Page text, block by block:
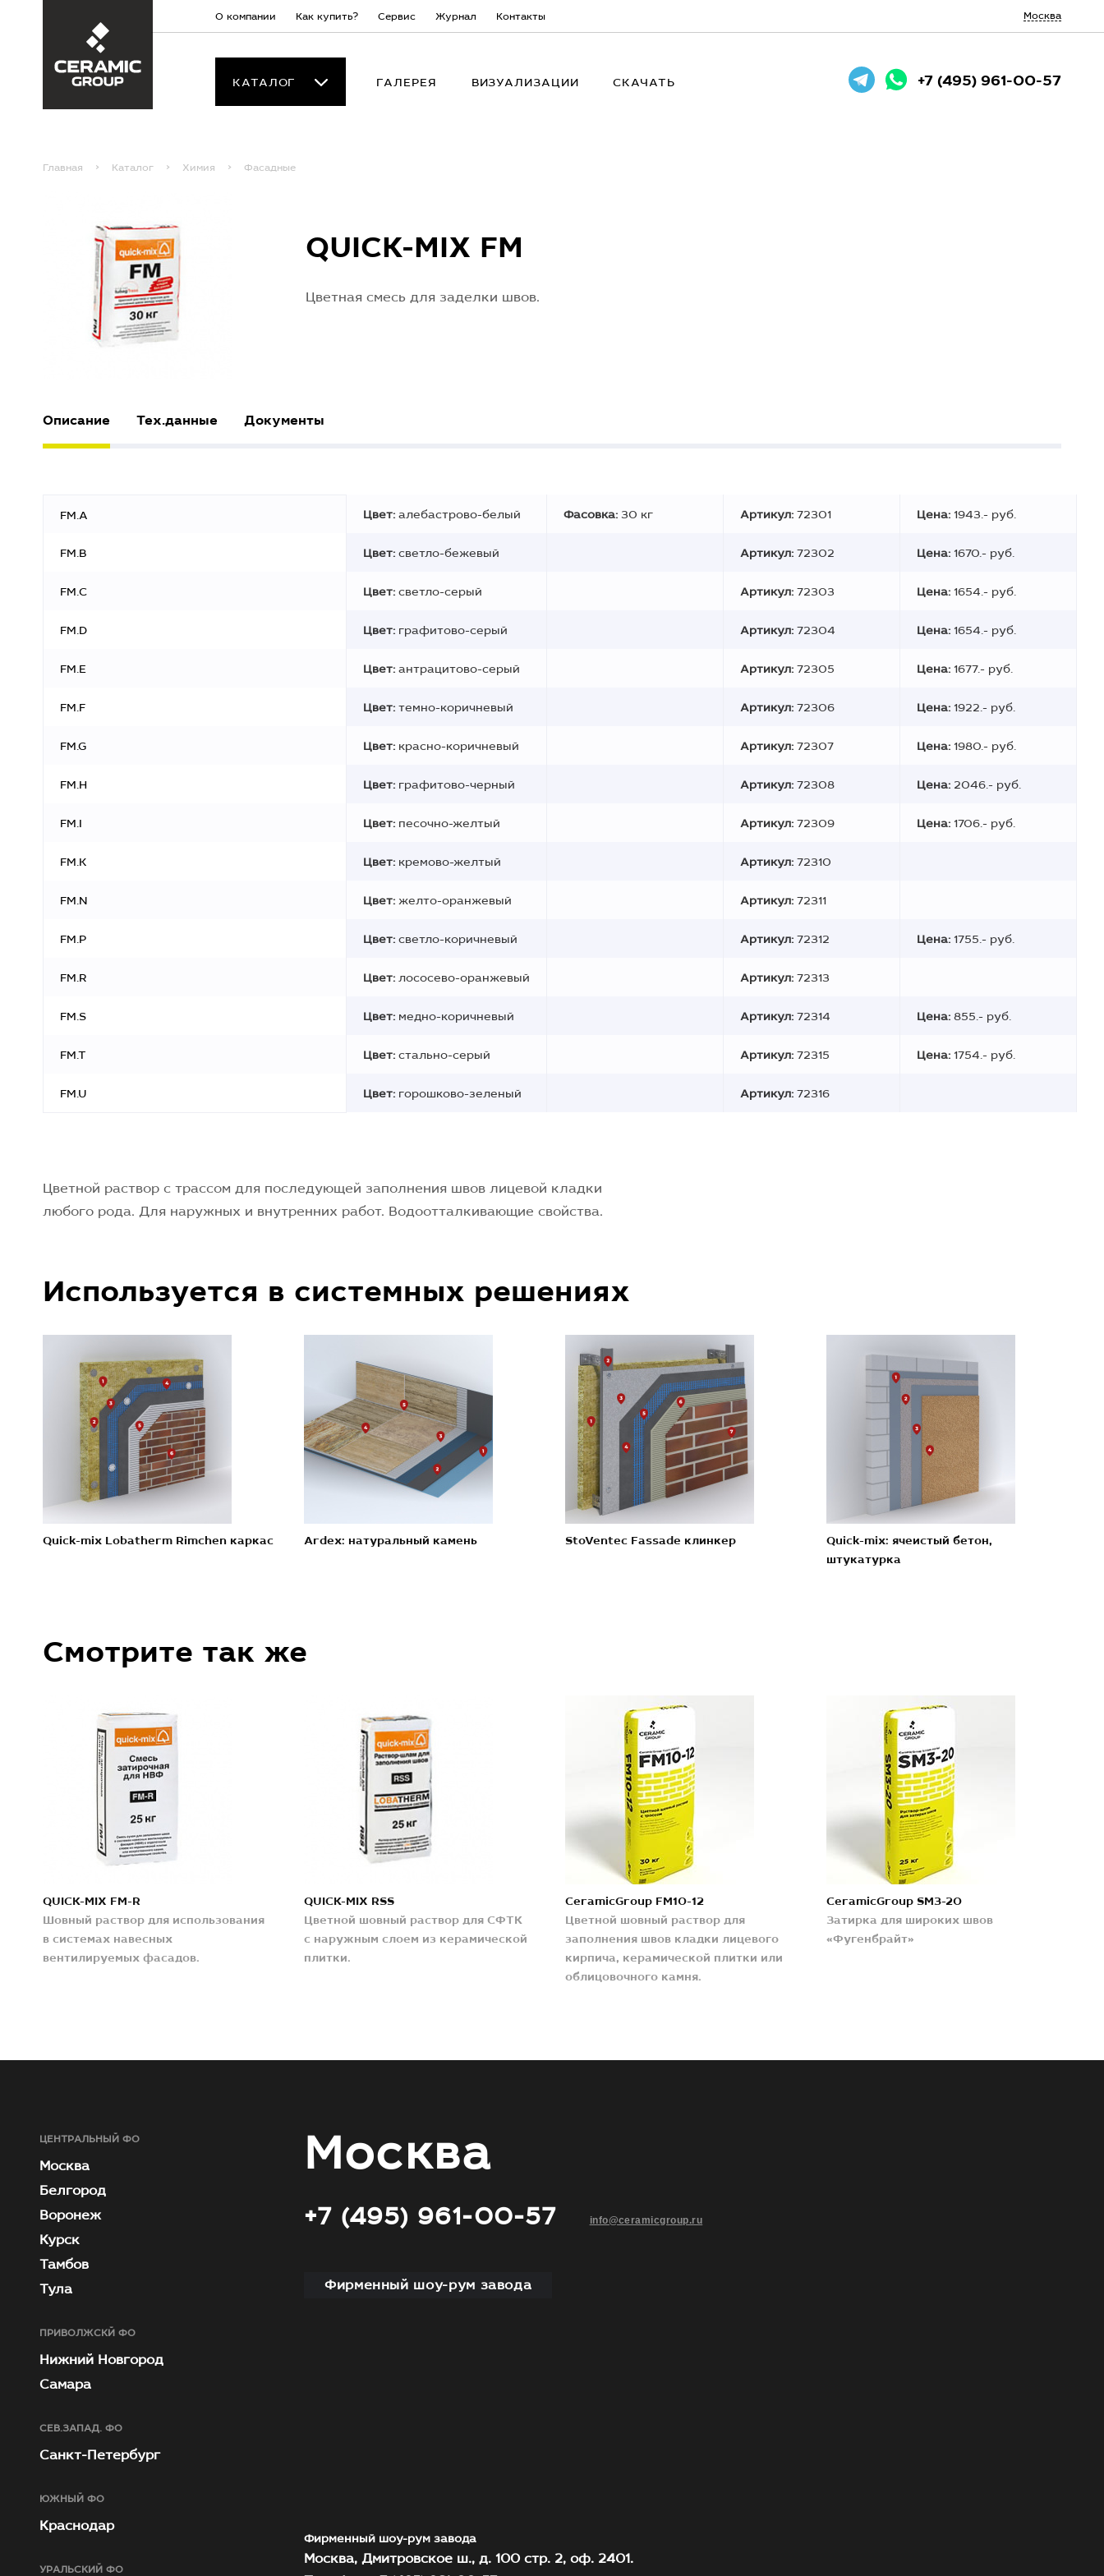
О компании Как купить? Сервис Журнал Контакты Москва
КАТАЛОГ ГАЛЕРЕЯ ВИЗУАЛИЗАЦИИ СКАЧАТЬ +7 (495) 961-00-57
Главная Каталог Химия Фасадные
QUICK-MIX FM
Цветная смесь для заделки швов.
Описание Тех.данные Документы
FM.A Цвет: алебастрово-белый Фасовка: 30 кг Артикул: 72301 Цена: 1943.- руб.
FM.B Цвет: светло-бежевый Артикул: 72302 Цена: 1670.- руб.
FM.С Цвет: светло-серый Артикул: 72303 Цена: 1654.- руб.
FM.D Цвет: графитово-серый Артикул: 72304 Цена: 1654.- руб.
FM.E Цвет: антрацитово-серый Артикул: 72305 Цена: 1677.- руб.
FM.F Цвет: темно-коричневый Артикул: 72306 Цена: 1922.- руб.
FM.G Цвет: красно-коричневый Артикул: 72307 Цена: 1980.- руб.
FM.H Цвет: графитово-черный Артикул: 72308 Цена: 2046.- руб.
FM.I Цвет: песочно-желтый Артикул: 72309 Цена: 1706.- руб.
FM.K Цвет: кремово-желтый Артикул: 72310
FM.N Цвет: желто-оранжевый Артикул: 72311
FM.P Цвет: светло-коричневый Артикул: 72312 Цена: 1755.- руб.
FM.R Цвет: лососево-оранжевый Артикул: 72313
FM.S Цвет: медно-коричневый Артикул: 72314 Цена: 855.- руб.
FM.T Цвет: стально-серый Артикул: 72315 Цена: 1754.- руб.
FM.U Цвет: горошково-зеленый Артикул: 72316
Цветной раствор с трассом для последующей заполнения швов лицевой кладки
любого рода. Для наружных и внутренних работ. Водоотталкивающие свойства.
Используется в системных решениях
Quick-mix Lobatherm Rimchen каркас Ardex: натуральный камень StoVentec Fassade клинкер
Quick-mix: ячеистый бетон,
штукатурка
Смотрите так же
QUICK-MIX FM-R
Шовный раствор для использования
в системах навесных
вентилируемых фасадов.
QUICK-MIX RSS
Цветной шовный раствор для СФТК
с наружным слоем из керамической
плитки.
CeramicGroup FM10-12
Цветной шовный раствор для
заполнения швов кладки лицевого
кирпича, керамической плитки или
облицовочного камня.
CeramicGroup SM3-20
Затирка для широких швов
«Фугенбрайт»
ЦЕНТРАЛЬНЫЙ ФО
Москва
Белгород
Воронеж
Курск
Тамбов
Тула
ПРИВОЛЖСКЙ ФО
Нижний Новгород
Самара
СЕВ.ЗАПАД. ФО
Санкт-Петербург
ЮЖНЫЙ ФО
Краснодар
УРАЛЬСКИЙ ФО
Москва
+7 (495) 961-00-57 info@ceramicgroup.ru
Фирменный шоу-рум завода
Фирменный шоу-рум завода
Москва, Дмитровское ш., д. 100 стр. 2, оф. 2401.